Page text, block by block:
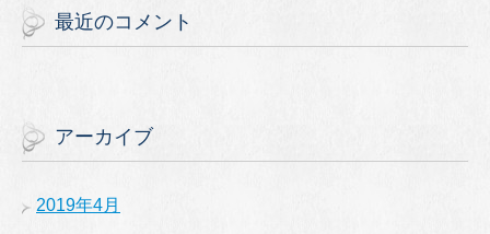
最近のコメント
アーカイブ
2019年4月